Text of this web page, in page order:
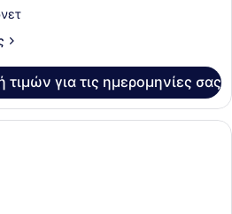
τιμών για τις ημερομηνίες σας
Ένα σύγχρονο δωμάτιο